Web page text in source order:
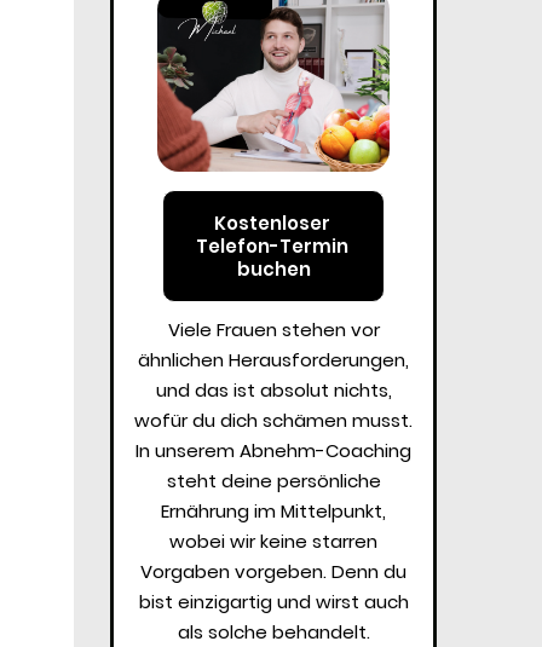
Kostenloser
Telefon-Termin
buchen
Viele Frauen stehen vor
ähnlichen Herausforderungen,
und das ist absolut nichts,
wofür du dich schämen musst.
In unserem Abnehm-Coaching
steht deine persönliche
Ernährung im Mittelpunkt,
wobei wir keine starren
Vorgaben vorgeben. Denn du
bist einzigartig und wirst auch
als solche behandelt.